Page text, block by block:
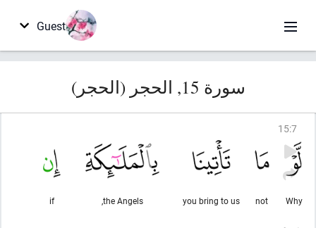
Guest
سورة 15, الحجر (الحجر)
15:7
Why
not
you bring to us
the Angels,
if